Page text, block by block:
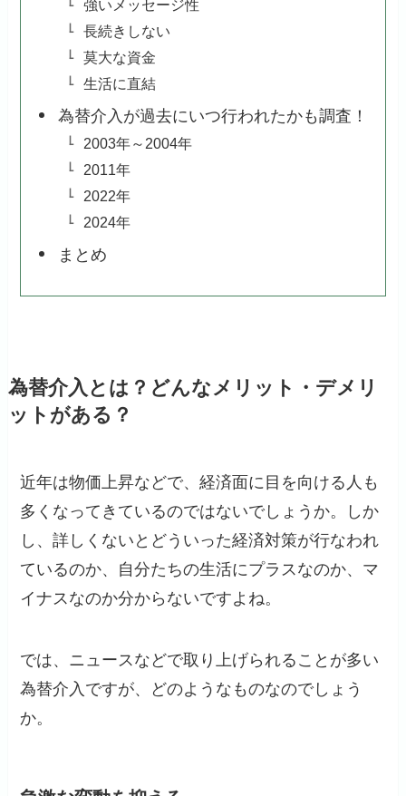
強いメッセージ性
長続きしない
莫大な資金
生活に直結
為替介入が過去にいつ行われたかも調査！
2003年～2004年
2011年
2022年
2024年
まとめ
為替介入とは？どんなメリット・デメリ
ットがある？
近年は物価上昇などで、経済面に目を向ける人も
多くなってきているのではないでしょうか。しか
し、詳しくないとどういった経済対策が行なわれ
ているのか、自分たちの生活にプラスなのか、マ
イナスなのか分からないですよね。
では、ニュースなどで取り上げられることが多い
為替介入ですが、どのようなものなのでしょう
か。